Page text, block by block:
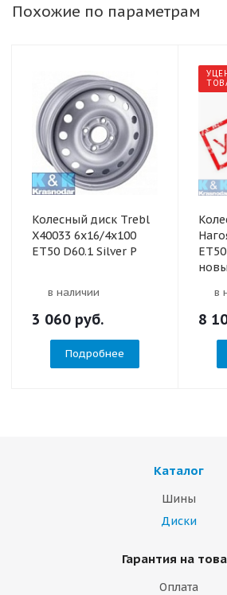
Похожие по параметрам
Колесный диск Trebl
X40033 6x16/4x100
ET50 D60.1 Silver P
в наличии
3 060 руб.
Подробнее
в
8
Каталог
Шины
Диски
Гарантия на
Оплата